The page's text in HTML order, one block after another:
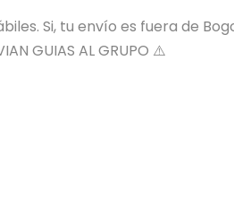
Si, tu envío es fuera de
GUIAS AL GRUPO ⚠️